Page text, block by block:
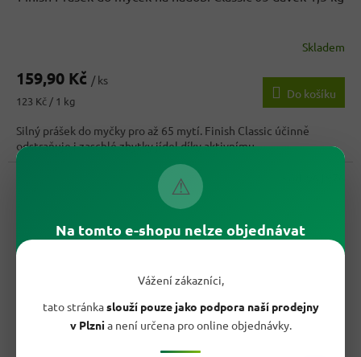
⚠
Na tomto e-shopu nelze objednávat
Vážení zákazníci,
tato stránkaslouží pouze jako podpora naší prodejny
v Plznia není určena pro online objednávky.
Skladem
159,90 Kč / ks
Měrná
123 Kč / 1 kg
Do košíku
Silný prášek do myčky pro až 65 mytí. Finish Classic účinně
odstraňuje i zaschlé zbytky jídel díky aktivnímu...